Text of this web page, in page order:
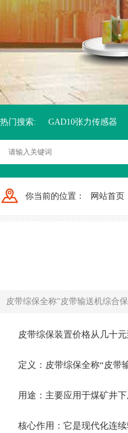
热门搜索: GAD10张力传感器
你当前的位置： 网站首页
皮带综保全称“皮带输送机综合
皮带综保装置价格从几十
定义‌：皮带综保全称“皮带
用途‌：主要应用于煤矿井
核心作用‌：它是现代化连